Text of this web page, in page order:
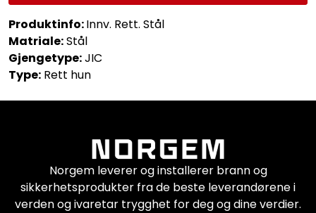
Produktinfo:Innv. Rett. Stål
Matriale:Stål
Gjengetype:JIC
Type: Rett hun
Norgem leverer og installerer brann og
sikkerhetsprodukter fra de beste leverandørene i
verden og ivaretar trygghet for deg og dine verdier.